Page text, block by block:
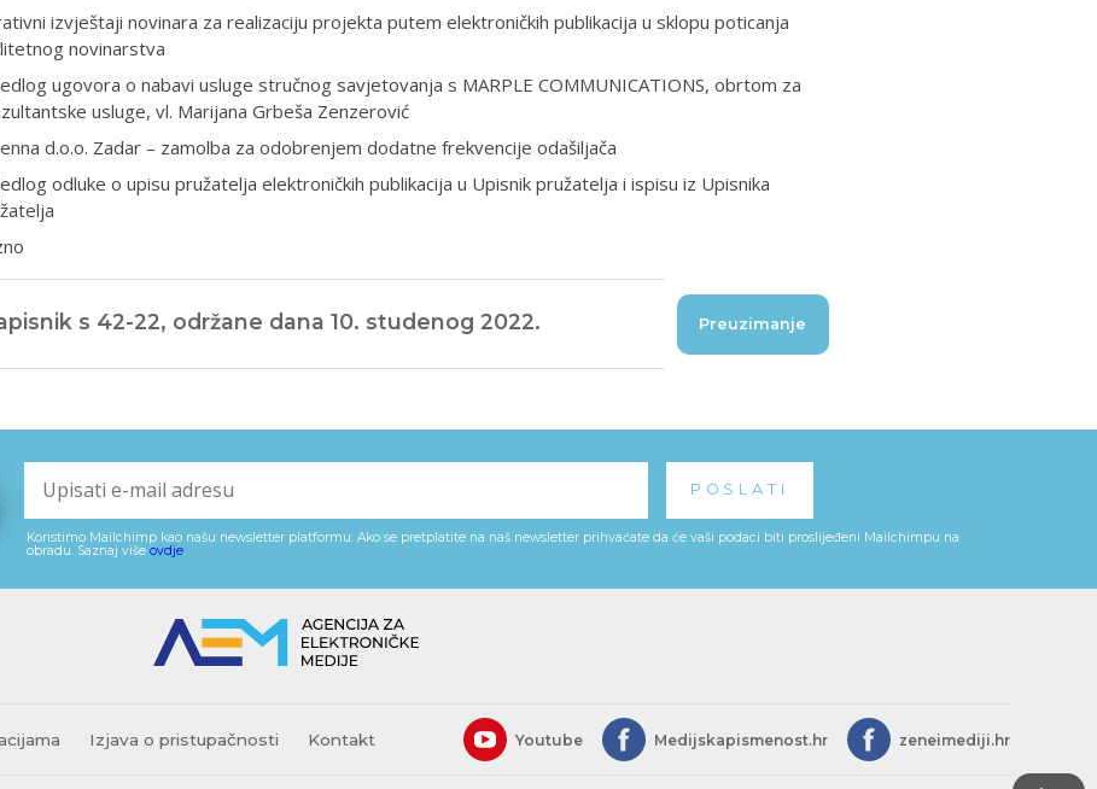
izvještaji novinara za realizaciju projekta putem elektroničkih publikacija u sklopu poticanja
novinarstva
ugovora o nabavi usluge stručnog savjetovanja s MARPLE COMMUNICATIONS, obrtom za
usluge, vl. Marijana Grbeša Zenzerović
d.o.o. Zadar – zamolba za odobrenjem dodatne frekvencije odašiljača
odluke o upisu pružatelja elektroničkih publikacija u Upisnik pružatelja i ispisu iz Upisnika
s 42-22, održane dana 10. studenog 2022. Preuzimanje
Koristimo Mailchimp kao našu newsletter platformu. Ako se pretplatite na naš newsletter prihvaćate da će vaši podaci biti proslijeđeni Mailchimpu na
obradu. Saznaj više ovdje.
Izjava o pristupačnosti Kontakt Youtube Medijskapismenost.hr zeneimediji.hr